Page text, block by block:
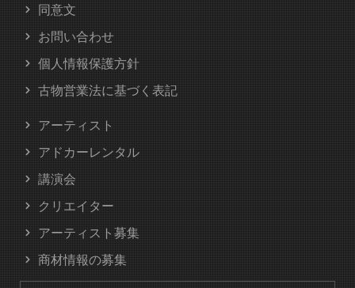
同意文
お問い合わせ
個人情報保護方針
古物営業法に基づく表記
アーティスト
アドカーレンタル
講演会
クリエイター
アーティスト募集
商材情報の募集